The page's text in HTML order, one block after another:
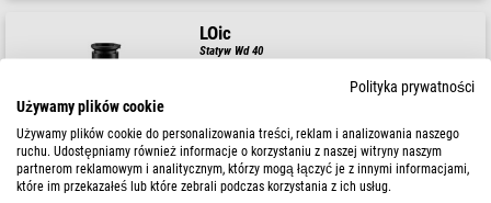
LOic
Statyw Wd 40
Nasza cena:
$ 690,00
Dostępny od15.11.2026
Polityka prywatności
Używamy plików cookie
Używamy plików cookie do personalizowania treści, reklam i analizowania naszego
ruchu. Udostępniamy również informacje o korzystaniu z naszej witryny naszym
partnerom reklamowym i analitycznym, którzy mogą łączyć je z innymi informacjami,
które im przekazałeś lub które zebrali podczas korzystania z ich usług.